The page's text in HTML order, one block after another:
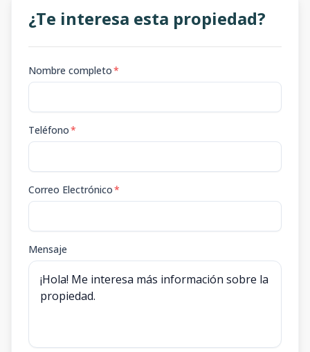
¿Te interesa esta propiedad?
Nombre completo*
Teléfono*
Correo Electrónico*
Mensaje